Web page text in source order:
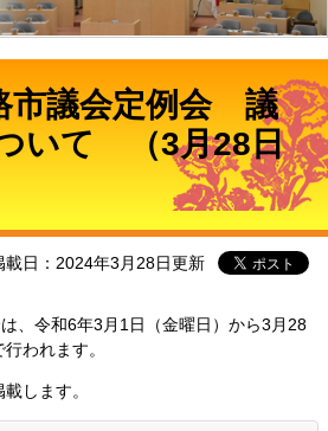
市議会定例会 議
いて （3月28日
載日：2024年3月28日更新
、令和6年3月1日（金曜日）から3月28
われます。
します。